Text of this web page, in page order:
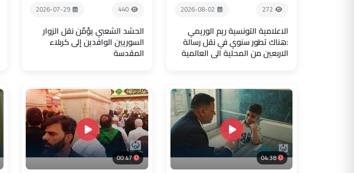
272
2026-08-02
الاعلامية التونسية ريم الوريمي
:هناك تطور سنوي في نقل رسالة
الاربعين من المحلية الى العالمية
440
2026-07-29
الحشد الشعبي يؤمّن نقل الزوار
السوريين الوافدين إلى كربلاء
المقدسة
04:38
00:47